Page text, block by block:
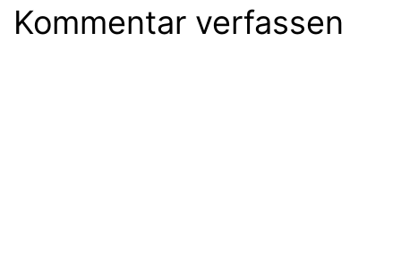
Kommentar verfassen